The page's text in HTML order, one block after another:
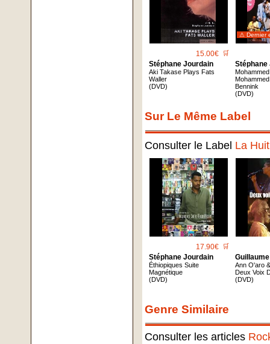
15.00€ 🛒
Stéphane Jourdain
Aki Takase Plays Fats
Waller
(DVD)
⚠ Dernier
Bennink
(DVD)
Sur Le Même Label
Consulter le Label La Huit
17.90€ 🛒
Stéphane Jourdain
Éthiopiques Suite
Magnétique
(DVD)
Ann O'aro
Deux Voix
(DVD)
Genre Similaire
Consulter les articles